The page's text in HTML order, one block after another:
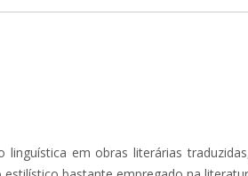
em obras literárias